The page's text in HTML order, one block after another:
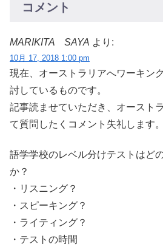
コメント
MARIKITA SAYA より:
10月 17, 2018 1:00 pm
現在、オーストラリアへワーキン
討しているものです。
記事読ませていただき、オースト
て質問したくコメント失礼します。
語学学校のレベル分けテストはど
か？
・リスニング？
・スピーキング？
・ライティング？
・テストの時間